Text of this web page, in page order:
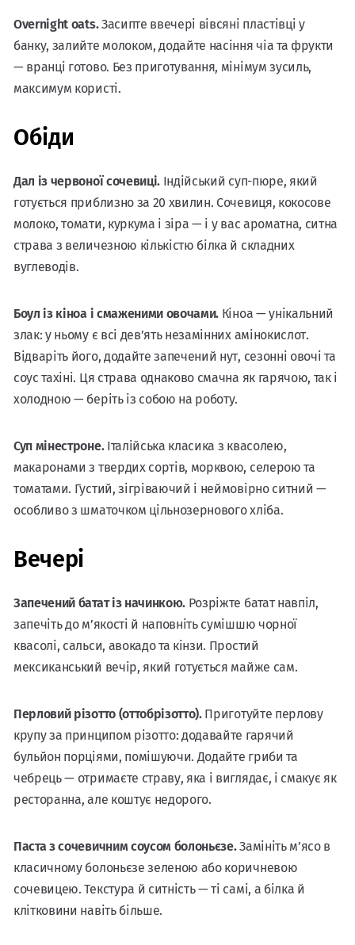
Overnight oats.Засипте ввечері вівсяні пластівці у
банку, залийте молоком, додайте насіння чіа та фрукти
— вранці готово. Без приготування, мінімум зусиль,
максимум користі.
Обіди
Дал із червоної сочевиці. Індійський суп-пюре, який
готується приблизно за 20 хвилин. Сочевиця, кокосове
молоко, томати, куркума і зіра — і у вас ароматна, ситна
страва з величезною кількістю білка й складних
вуглеводів.
Боул із кіноа і смаженими овочами. Кіноа — унікальний
злак: у ньому є всі дев’ять незамінних амінокислот.
Відваріть його, додайте запечений нут, сезонні овочі та
соус тахіні. Ця страва однаково смачна як гарячою, так і
холодною — беріть із собою на роботу.
Суп мінестроне.Італійська класика з квасолею,
макаронами з твердих сортів, морквою, селерою та
томатами. Густий, зігріваючий і неймовірно ситний —
особливо з шматочком цільнозернового хліба.
Вечері
Запечений батат із начинкою. Розріжте батат навпіл,
запечіть до м’якості й наповніть сумішшю чорної
квасолі, сальси, авокадо та кінзи. Простий
мексиканський вечір, який готується майже сам.
Перловий різотто (оттобрізотто).Приготуйте перлову
крупу за принципом різотто: додавайте гарячий
бульйон порціями, помішуючи. Додайте гриби та
чебрець — отримаєте страву, яка і виглядає, і смакує як
ресторанна, але коштує недорого.
Паста з сочевичним соусом болоньєзе.Замініть м’ясо в
класичному болоньєзе зеленою або коричневою
сочевицею. Текстура й ситність — ті самі, а білка й
клітковини навіть більше.